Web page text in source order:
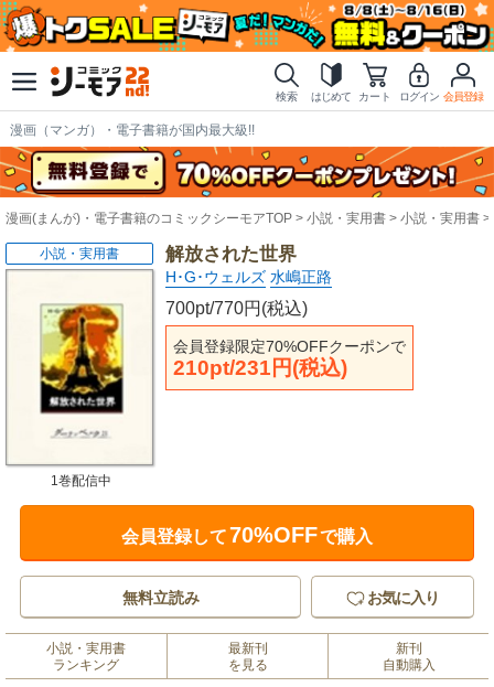
検索 はじめて カート ログイン 会員登録
漫画（マンガ）・電子書籍が国内最大級!!
漫画(まんが)・電子書籍のコミックシーモアTOP 小説・実用書 小説・実用書
解放された世界
H･G･ウェルズ 水嶋正路
700pt/770円(税込)
会員登録限定70%OFFクーポンで
210pt/231円(税込)
小説・実用書
1巻配信中
会員登録して70%OFFで購入
無料立読み お気に入り
小説・実用書
ランキング
最新刊
を見る
新刊
自動購入